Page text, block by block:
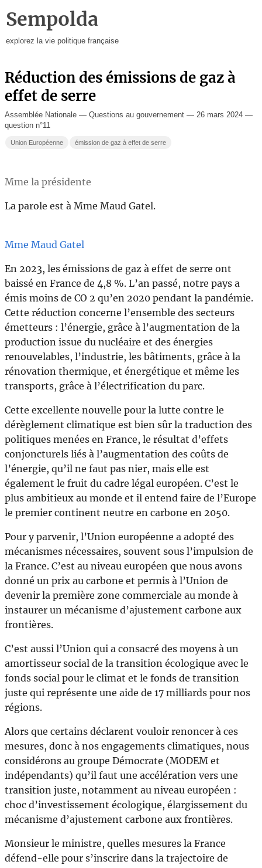
Sempolda
explorez la vie politique française
Réduction des émissions de gaz à
effet de serre
Assemblée Nationale — Questions au gouvernement — 26 mars 2024 —
question n°11
Union Européenne émission de gaz à effet de serre
Mme la présidente
La parole est à Mme Maud Gatel.
Mme Maud Gatel
En 2023, les émissions de gaz à effet de serre ont
baissé en France de 4,8 %. L’an passé, notre pays a
émis moins de CO 2 qu’en 2020 pendant la pandémie.
Cette réduction concerne l’ensemble des secteurs
émetteurs : l’énergie, grâce à l’augmentation de la
production issue du nucléaire et des énergies
renouvelables, l’industrie, les bâtiments, grâce à la
rénovation thermique, et énergétique et même les
transports, grâce à l’électrification du parc.
Cette excellente nouvelle pour la lutte contre le
dérèglement climatique est bien sûr la traduction des
politiques menées en France, le résultat d’effets
conjoncturels liés à l’augmentation des coûts de
l’énergie, qu’il ne faut pas nier, mais elle est
également le fruit du cadre légal européen. C’est le
plus ambitieux au monde et il entend faire de l’Europe
le premier continent neutre en carbone en 2050.
Pour y parvenir, l’Union européenne a adopté des
mécanismes nécessaires, souvent sous l’impulsion de
la France. C’est au niveau européen que nous avons
donné un prix au carbone et permis à l’Union de
devenir la première zone commerciale au monde à
instaurer un mécanisme d’ajustement carbone aux
frontières.
C’est aussi l’Union qui a consacré des moyens à un
amortisseur social de la transition écologique avec le
fonds social pour le climat et le fonds de transition
juste qui représente une aide de 17 milliards pour nos
régions.
Alors que certains déclarent vouloir renoncer à ces
mesures, donc à nos engagements climatiques, nous
considérons au groupe Démocrate (MODEM et
indépendants) qu’il faut une accélération vers une
transition juste, notamment au niveau européen :
choc d’investissement écologique, élargissement du
mécanisme d’ajustement carbone aux frontières.
Monsieur le ministre, quelles mesures la France
défend-elle pour s’inscrire dans la trajectoire de